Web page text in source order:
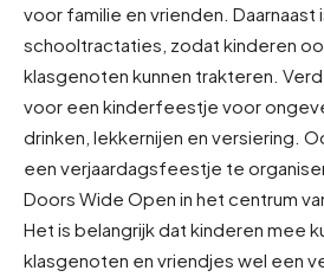
voor familie en vrienden.
schooltractaties, zodat kinderen
klasgenoten kunnen trakteren.
voor een kinderfeestje voor
drinken, lekkernijen en versiering.
een verjaardagsfeestje te
Doors Wide Open in het centrum
Het is belangrijk dat kinderen mee
klasgenoten en vriendjes wel een